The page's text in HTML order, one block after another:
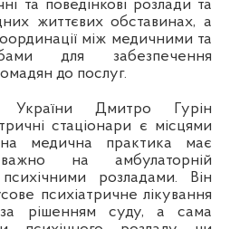
та поведінкові розлади та
життєвих обставинах, а
між медичними та
для забезпечення
до послуг.
України Дмитро Гурін
стаціонари є місцями
медична практика має
на амбулаторній
розладами. Він
психіатричне лікування
рішенням суду, а сама